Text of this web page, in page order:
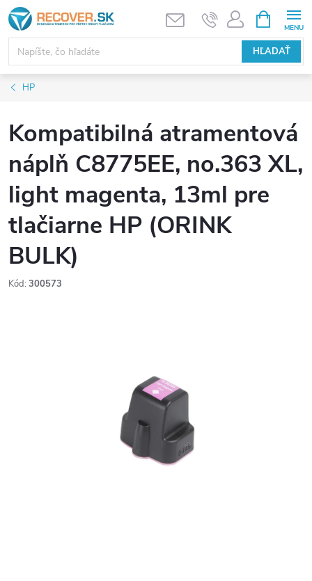
Prejsť
na
obsah
HĽADAŤ
KOŠÍK
HP
Kompatibilná atramentová
náplň C8775EE, no.363 XL,
light magenta, 13ml pre
tlačiarne HP (ORINK
BULK)
Kód: 300573